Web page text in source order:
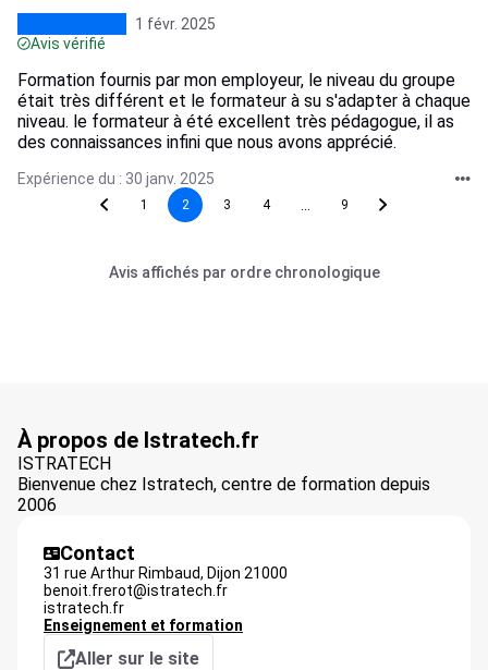
1 févr. 2025
Avis vérifié
Formation fournis par mon employeur, le niveau du groupe
était très différent et le formateur à su s'adapter à chaque
niveau. le formateur à été excellent très pédagogue, il as
des connaissances infini que nous avons apprécié.
Expérience du : 30 janv. 2025
1 2 3 4 9
Avis affichés par ordre chronologique
À propos de Istratech.fr
ISTRATECH
Bienvenue chez Istratech, centre de formation depuis
2006
Contact
31 rue Arthur Rimbaud, Dijon 21000
benoit.frerot@istratech.fr
istratech.fr
Enseignement et formation
Aller sur le site